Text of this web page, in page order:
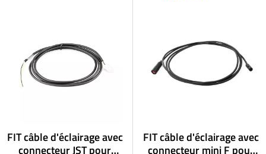
FIT câble d'éclairage avec
connecteur JST pour
FIT câble d'éclairage avec
connecteur mini F pour